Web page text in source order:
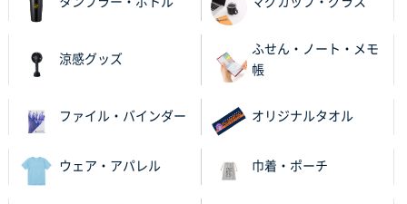
涼感グッズ
ふせん・ノート・メモ
帳
ファイル・バインダー オリジナルタオル
ウェア・アパレル 巾着・ポーチ